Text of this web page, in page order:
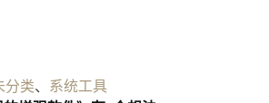
分类、
系统工具